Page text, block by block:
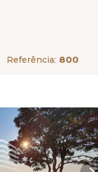
Referência: 800